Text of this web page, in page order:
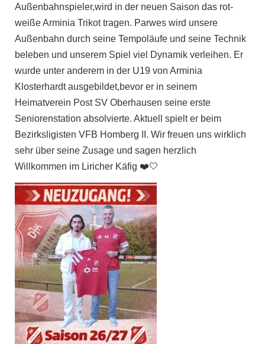
Außenbahnspieler,wird in der neuen Saison das rot-
weiße Arminia Trikot tragen. Parwes wird unsere
Außenbahn durch seine Tempoläufe und seine Technik
beleben und unserem Spiel viel Dynamik verleihen. Er
wurde unter anderem in der U19 von Arminia
Klosterhardt ausgebildet,bevor er in seinem
Heimatverein Post SV Oberhausen seine erste
Seniorenstation absolvierte. Aktuell spielt er beim
Bezirksligisten VFB Homberg II. Wir freuen uns wirklich
sehr über seine Zusage und sagen herzlich
Willkommen im Liricher Käfig ❤️🤍